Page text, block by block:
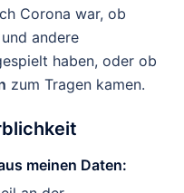
Corona war, ob
andere
haben, oder ob
zum Tragen kamen.
meinen Daten: